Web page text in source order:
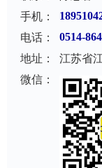
手机：
电话： 0514-
地址：
江苏省
微信：